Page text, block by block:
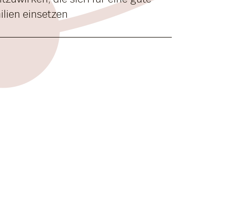
einsetzen